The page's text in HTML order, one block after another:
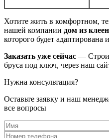
Хотите жить в комфортном,
нашей компании дом из
которого будет адаптирована
Заказать уже сейчас —
бруса под ключ, через наш
Нужна консультация?
Оставьте заявку и наш
все вопросы